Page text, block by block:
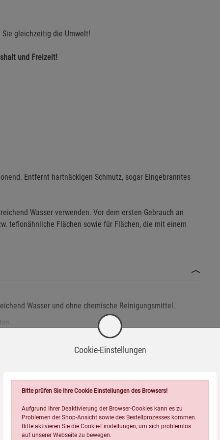
gleichzeitig die Umwelt!
und Freizeit!
Entfernt hartnäckigen Schmutz, sogar Eingebranntes
Wasser verwenden. Vor dem ersten Gebrauch an
teflonähnliche Flächen sowie für Flächen, die mit einem
Wasser und ohne chemische Reinigungsmittel.
teflonähnliche Flächen sowie Flächen mit weichem Lack.
Sie dabei lokale Entsorgungsrichtlinien.
Wird oft zusammen bestellt:
Cookie-Einstellungen
Bitte prüfen Sie Ihre Cookie Einstellungen des Browsers!
Aufgrund Ihrer Deaktivierung der Browser-Cookies kann es zu
Problemen der Shop-Ansicht sowie des Bestellprozesses kommen.
Bitte aktivieren Sie die Cookie-Einstellungen, um sich problemlos
auf unserer Webseite zu bewegen.